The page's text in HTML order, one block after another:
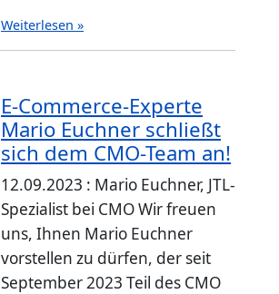
Weiterlesen »
E-Commerce-Experte
Mario Euchner schließt
sich dem CMO-Team an!
12.09.2023 : Mario Euchner, JTL-
Spezialist bei CMO Wir freuen
uns, Ihnen Mario Euchner
vorstellen zu dürfen, der seit
September 2023 Teil des CMO